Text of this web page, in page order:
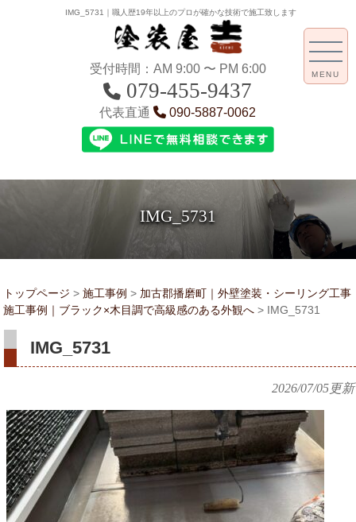
IMG_5731｜職人歴19年以上のプロが確かな技術で施工致します
受付時間：AM 9:00 〜 PM 6:00
079-455-9437
代表直通 090-5887-0062
IMG_5731
MENU
トップページ > 施工事例 > 加古郡播磨町｜外壁塗装・シーリング工事
施工事例｜ブラック×木目調で高級感のある外観へ > IMG_5731
IMG_5731
2026/07/05更新